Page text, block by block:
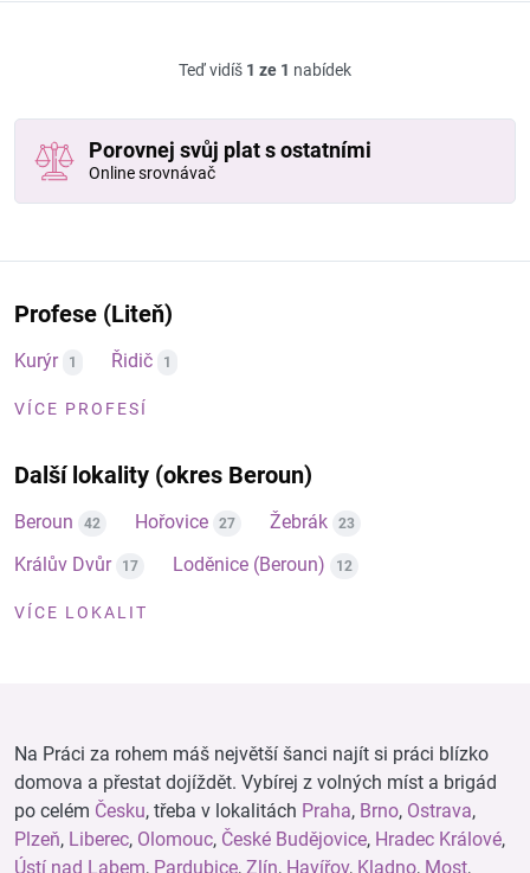
Teď vidíš 1 ze 1 nabídek
Porovnej svůj plat s ostatními
Online srovnávač
Profese (Liteň)
Kurýr 1 Řidič 1
VÍCE PROFESÍ
Další lokality (okres Beroun)
Beroun 42 Hořovice 27 Žebrák 23
Králův Dvůr 17 Loděnice (Beroun) 12
VÍCE LOKALIT
Na Práci za rohem máš největší šanci najít si práci blízko
domova a přestat dojíždět. Vybírej z volných míst a brigád
po celém Česku, třeba v lokalitách Praha, Brno, Ostrava,
Plzeň, Liberec, Olomouc, České Budějovice, Hradec Králové,
Ústí nad Labem, Pardubice, Zlín, Havířov, Kladno, Most,